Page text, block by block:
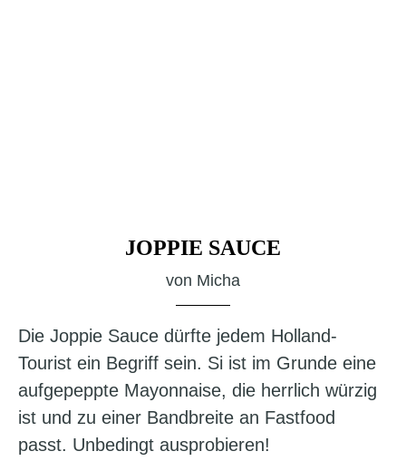
JOPPIE SAUCE
von Micha
Die Joppie Sauce dürfte jedem Holland-
Tourist ein Begriff sein. Si ist im Grunde eine
aufgepeppte Mayonnaise, die herrlich würzig
ist und zu einer Bandbreite an Fastfood
passt. Unbedingt ausprobieren!